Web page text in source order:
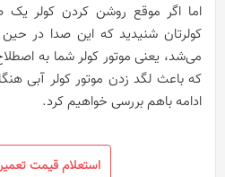
اما اگر موقع روشن کردن کولر
کولرتان شنیدید که این صدا در
می‌شد، یعنی موتور کولر شما به
که باعث لگد زدن موتور کولر آبی
ادامه باهم بررسی خواهیم کرد.
استعلام قیمت